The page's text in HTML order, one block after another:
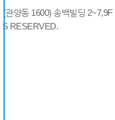
(관양동 1600) 송백빌딩
RESERVED.